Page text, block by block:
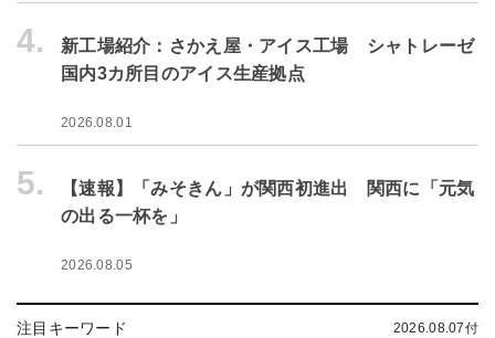
4.
新工場紹介：さかえ屋・アイス工場 シャトレーゼ
国内3カ所目のアイス生産拠点
2026.08.01
5.
【速報】「みそきん」が関西初進出 関西に「元気
の出る一杯を」
2026.08.05
注目キーワード 2026.08.07付